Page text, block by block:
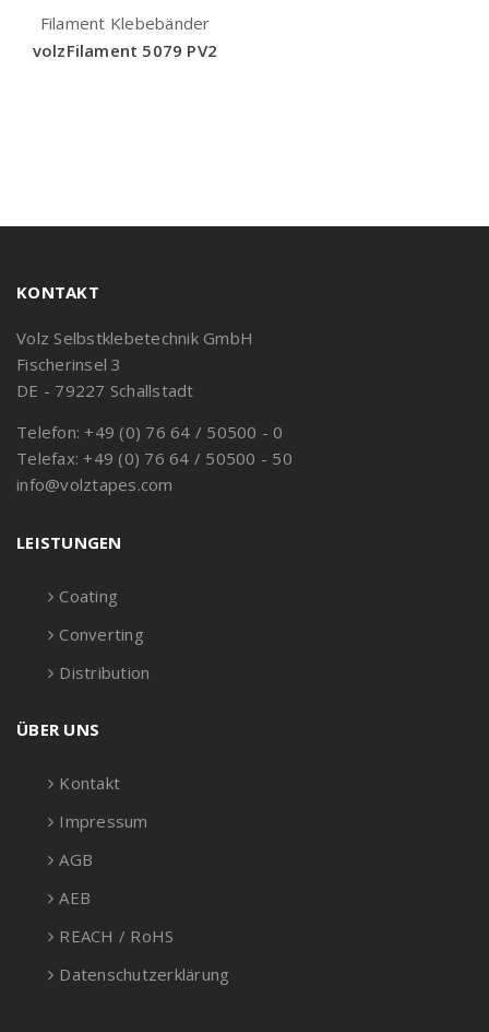
Filament Klebebänder
volzFilament 5079 PV2
KONTAKT
Volz Selbstklebetechnik GmbH
Fischerinsel 3
DE - 79227 Schallstadt
Telefon: +49 (0) 76 64 / 50500 - 0
Telefax: +49 (0) 76 64 / 50500 - 50
info@volztapes.com
LEISTUNGEN
Coating
Converting
Distribution
ÜBER UNS
Kontakt
Impressum
AGB
AEB
REACH / RoHS
Datenschutzerklärung